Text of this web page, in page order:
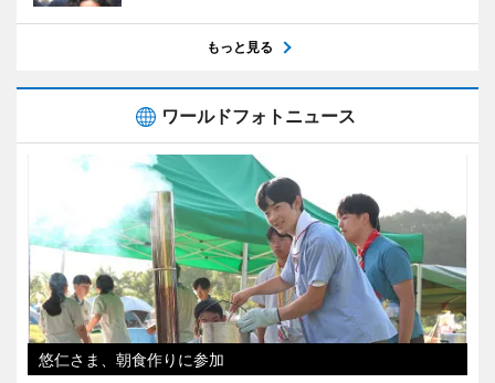
もっと見る
ワールドフォトニュース
悠仁さま、朝食作りに参加